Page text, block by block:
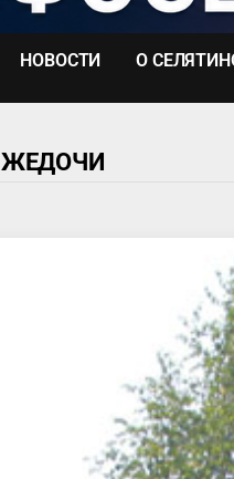
НОВОСТИ О
ЖЕДОЧИ